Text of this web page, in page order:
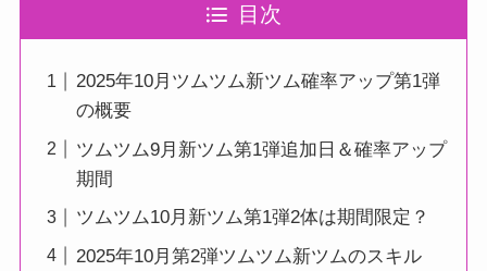
目次
2025年10月ツムツム新ツム確率アップ第1弾
の概要
ツムツム9月新ツム第1弾追加日＆確率アップ
期間
ツムツム10月新ツム第1弾2体は期間限定？
2025年10月第2弾ツムツム新ツムのスキル